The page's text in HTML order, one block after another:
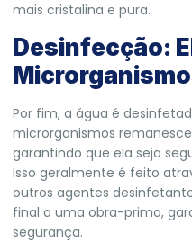
mais cristalina e pura.
Desinfecção:
Por fim, a água é
microrganismos
garantindo que ela seja
Isso geralmente é feito
outros agentes
final a uma obra-prima,
segurança.